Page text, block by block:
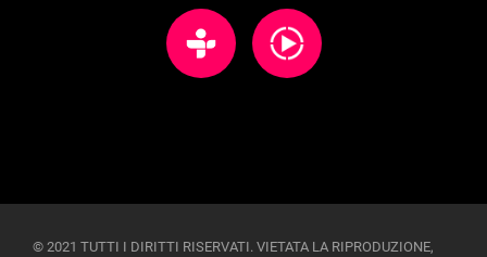
© 2021 TUTTI I DIRITTI RISERVATI. VIETATA LA RIPRODUZIONE,